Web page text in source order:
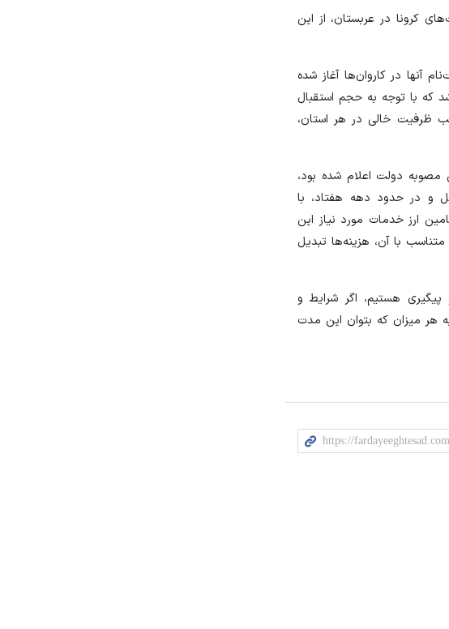
کرونا در عربستان، از این
دوازدهم اسفندماه ثبت‌نام آنها در کاروان‌ها آغاز شده
۱۳۸۶ به ترتیب فراخوانده خواهند شد که با توجه به حجم استقبال
به تناسب ظرفیت خالی در هر استان،
داده شده به حج که قبلا رقم آن ۲۸ هزار و ۵۰۰ تومان براساس مصوبه دولت اعلام شده بود،
و در حدود دهه هفتاد، با
سال ۱۳۸۶ ادامه داشت، دولت هم برای تامین ارز خدمات مورد نیاز این
با آن، هزینه‌ها تبدیل
هستیم، اگر شرایط و
هر میزان که بتوان این مدت